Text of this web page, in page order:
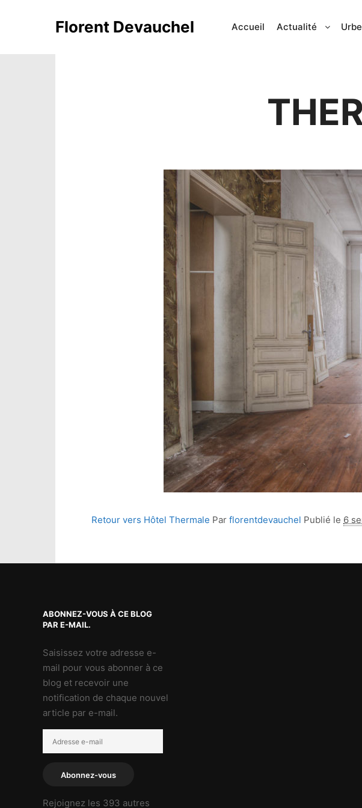
Florent Devauchel Accueil Actualité
Retour vers Hôtel Thermale Par florentdevauchel Publié le 6
ABONNEZ-VOUS À CE BLOG
PAR E-MAIL.
Saisissez votre adresse e-
mail pour vous abonner à ce
blog et recevoir une
notification de chaque nouvel
article par e-mail.
e-
Abonnez-vous
Rejoignez les 393 autres